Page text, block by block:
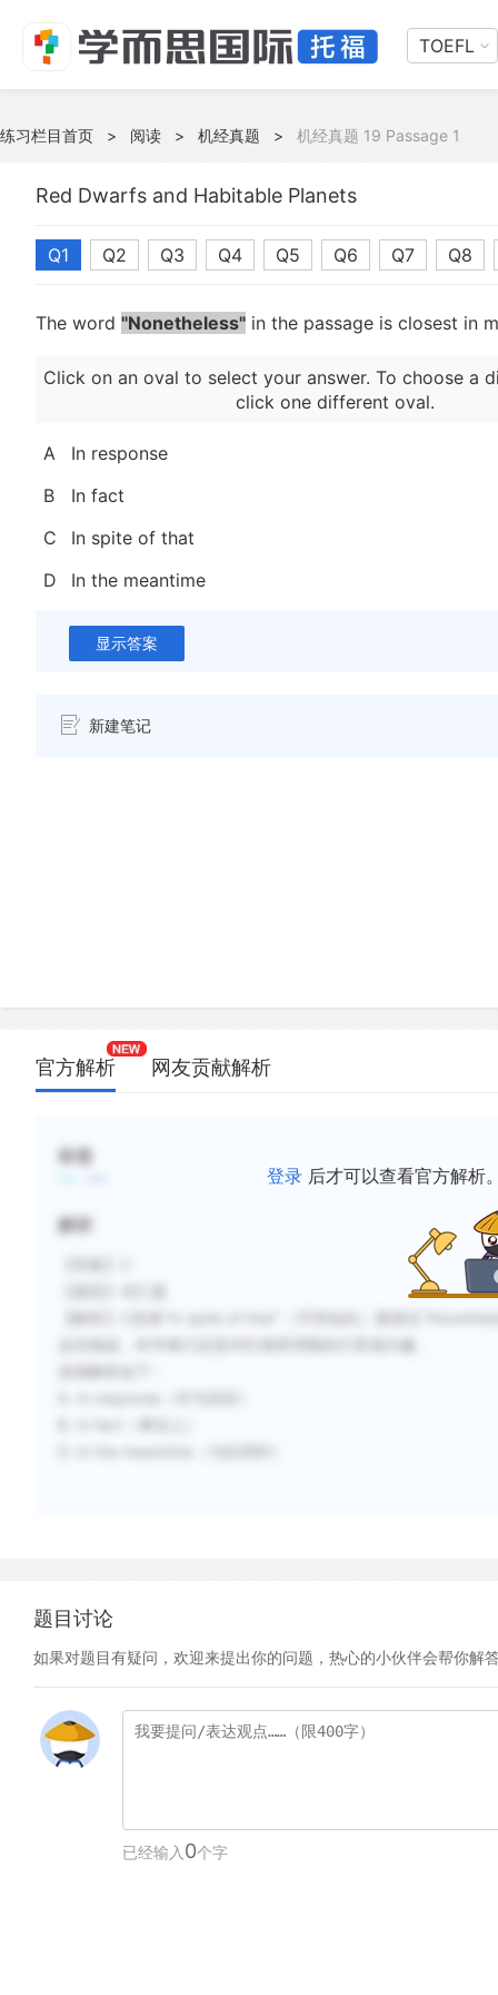
TOEFL
练习栏目首页 > 阅读 > 机经真题 > 机经真题 19 Passage 1
Red Dwarfs and Habitable Planets
Q1 Q2 Q3 Q4 Q5 Q6 Q7 Q8
The word "Nonetheless" in the passage is closest in
Click on an oval to select your answer. To choose a
click one different oval.
A
In response
B
In fact
C
In spite of that
D
In the meantime
显示答案
新建笔记
官方解析 网友贡献解析
登录 后才可以查看官方解析
标签
解析
这些挑战，科学家们还是对红矮星周围的行星感兴趣。
选项解析如下：
题目讨论
如果对题目有疑问，欢迎来提出你的问题，热心的小伙伴会帮你解
已经输入 0个字